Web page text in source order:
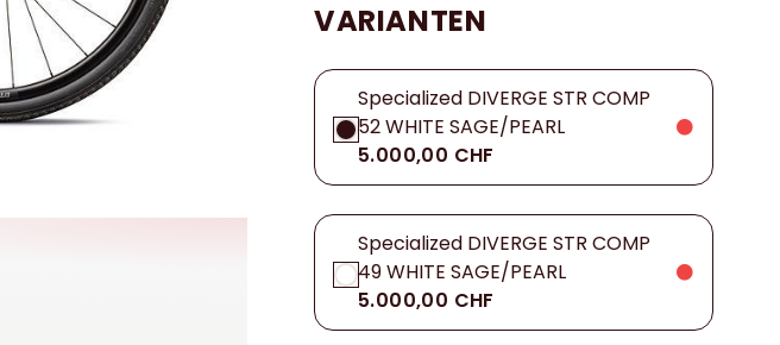
VARIANTEN
Specialized DIVERGE STR COMP
52 WHITE SAGE/PEARL
5.000,00 CHF
Specialized DIVERGE STR COMP
49 WHITE SAGE/PEARL
5.000,00 CHF